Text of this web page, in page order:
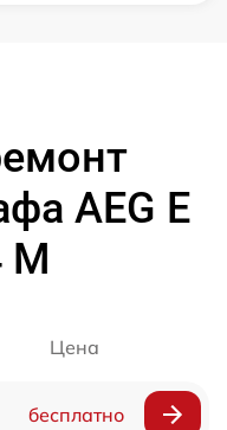
AEG E
M
Цена
бесплатно